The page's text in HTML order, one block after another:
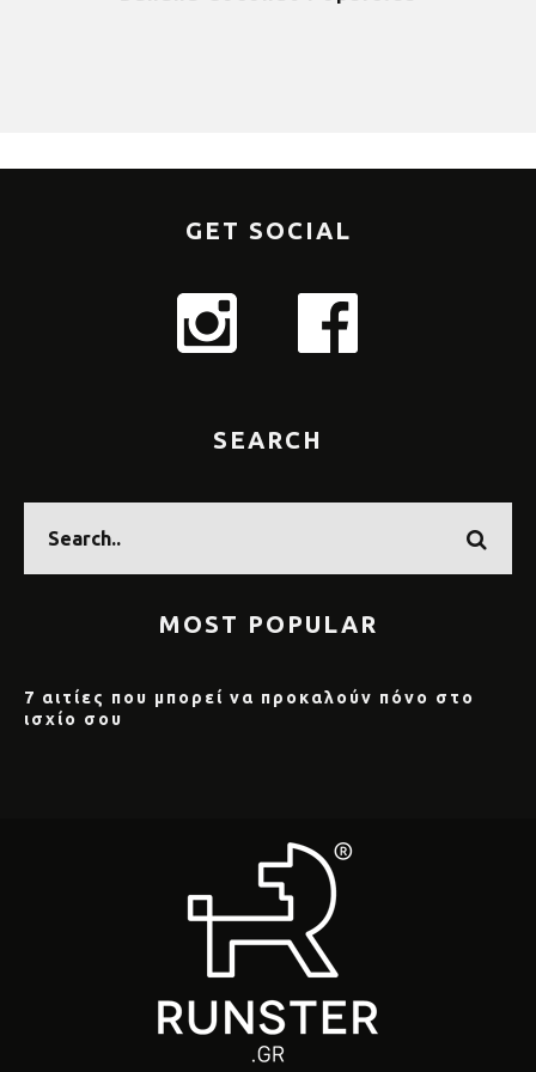
GET SOCIAL
SEARCH
MOST POPULAR
7 αιτίες που μπορεί να προκαλούν πόνο στο
ισχίο σου